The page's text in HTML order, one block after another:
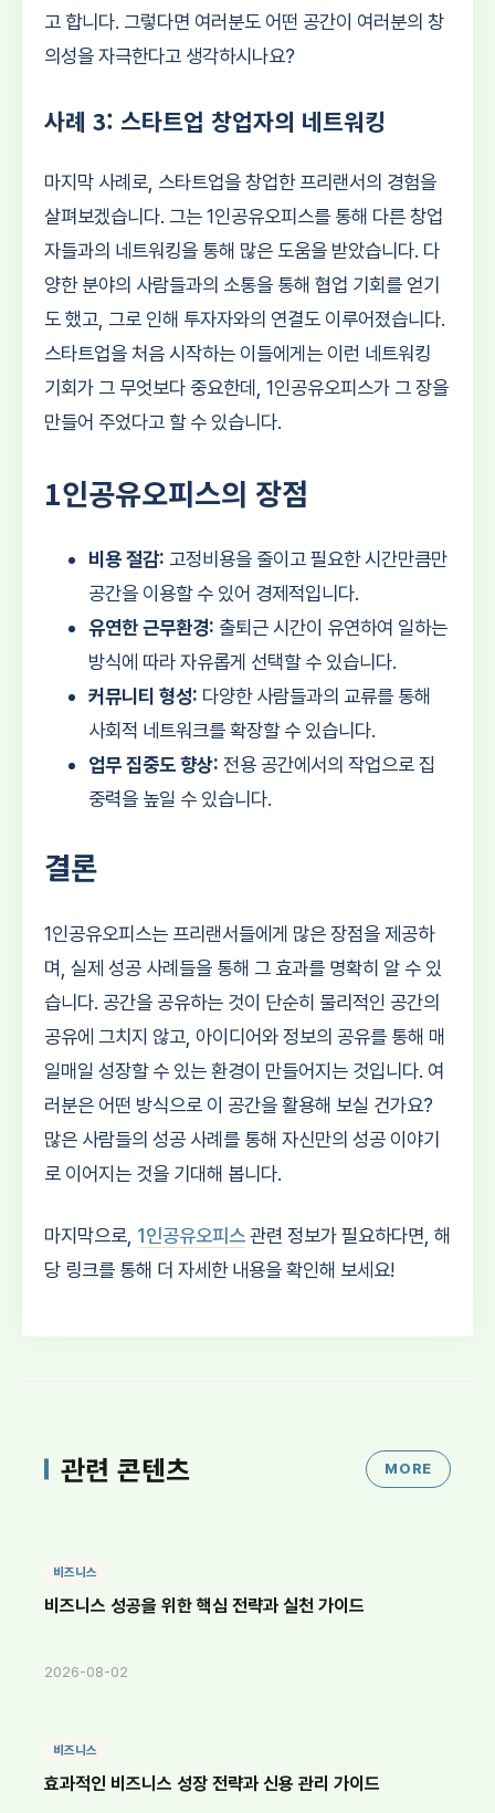
고 합니다. 그렇다면 여러분도 어떤 공간이 여러분의 창
의성을 자극한다고 생각하시나요?
사례 3: 스타트업 창업자의 네트워킹
마지막 사례로, 스타트업을 창업한 프리랜서의 경험을
살펴보겠습니다. 그는 1인공유오피스를 통해 다른 창업
자들과의 네트워킹을 통해 많은 도움을 받았습니다. 다
양한 분야의 사람들과의 소통을 통해 협업 기회를 얻기
도 했고, 그로 인해 투자자와의 연결도 이루어졌습니다.
스타트업을 처음 시작하는 이들에게는 이런 네트워킹
기회가 그 무엇보다 중요한데, 1인공유오피스가 그 장을
만들어 주었다고 할 수 있습니다.
1인공유오피스의 장점
비용 절감: 고정비용을 줄이고 필요한 시간만큼만
공간을 이용할 수 있어 경제적입니다.
유연한 근무환경: 출퇴근 시간이 유연하여 일하는
방식에 따라 자유롭게 선택할 수 있습니다.
커뮤니티 형성: 다양한 사람들과의 교류를 통해
사회적 네트워크를 확장할 수 있습니다.
업무 집중도 향상: 전용 공간에서의 작업으로 집
중력을 높일 수 있습니다.
결론
1인공유오피스는 프리랜서들에게 많은 장점을 제공하
며, 실제 성공 사례들을 통해 그 효과를 명확히 알 수 있
습니다. 공간을 공유하는 것이 단순히 물리적인 공간의
공유에 그치지 않고, 아이디어와 정보의 공유를 통해 매
일매일 성장할 수 있는 환경이 만들어지는 것입니다. 여
러분은 어떤 방식으로 이 공간을 활용해 보실 건가요?
많은 사람들의 성공 사례를 통해 자신만의 성공 이야기
로 이어지는 것을 기대해 봅니다.
마지막으로, 1인공유오피스관련 정보가 필요하다면, 해
당 링크를 통해 더 자세한 내용을 확인해 보세요!
관련 콘텐츠 MORE
비즈니스
비즈니스 성공을 위한 핵심 전략과 실천 가이드
2026-08-02
비즈니스
효과적인 비즈니스 성장 전략과 신용 관리 가이드